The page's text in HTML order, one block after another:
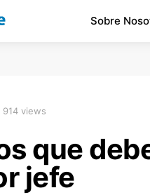
Sobre
914 views
que
jefe